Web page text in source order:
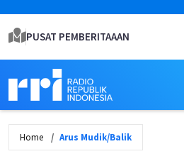
PUSAT PEMBERITAAAN
Home Arus Mudik/Balik